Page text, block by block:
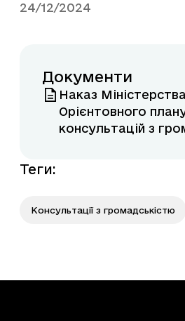
24/12/2024
Документи
Наказ
Орієнтовного
Теги:
Консультації з громадськістю